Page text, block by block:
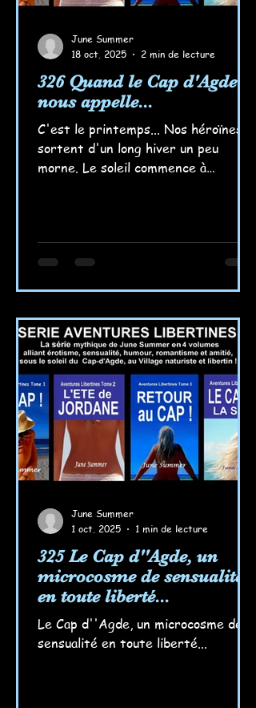
326 Quand le Cap d'Agde
nous appelle...
C'est le printemps... Nos héroïnes
sortent d'un long hiver un peu
morne. Le soleil commence à
et libre les titille... Elle vont y aller,
c'est certain, tout bientôt ! Elles se
Cap, sur cette plage brûlante où les
corps se réunissent ; elles se
souviennent des jeux interdits dans
la mer ondulante si accu
June Summer
18 oct. 2025
2 min de lecture
325 Le Cap d''Agde, un
microcosme de sensualité
en toute liberté...
Le Cap d''Agde, un microcosme de
sensualité en toute liberté...
June Summer
1 oct. 2025
1 min de lecture